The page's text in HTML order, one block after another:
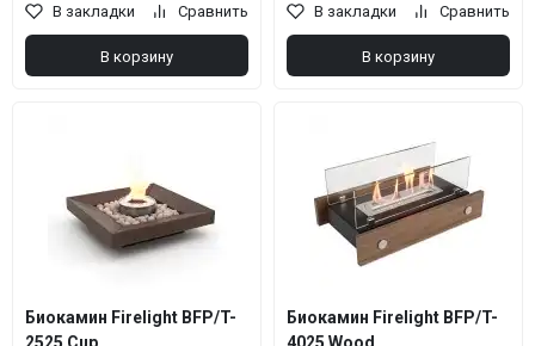
В закладки Сравнить
В корзину
В закладки Сравнить
В корзину
Биокамин Firelight BFP/T-
Биокамин Firelight BFP/T-